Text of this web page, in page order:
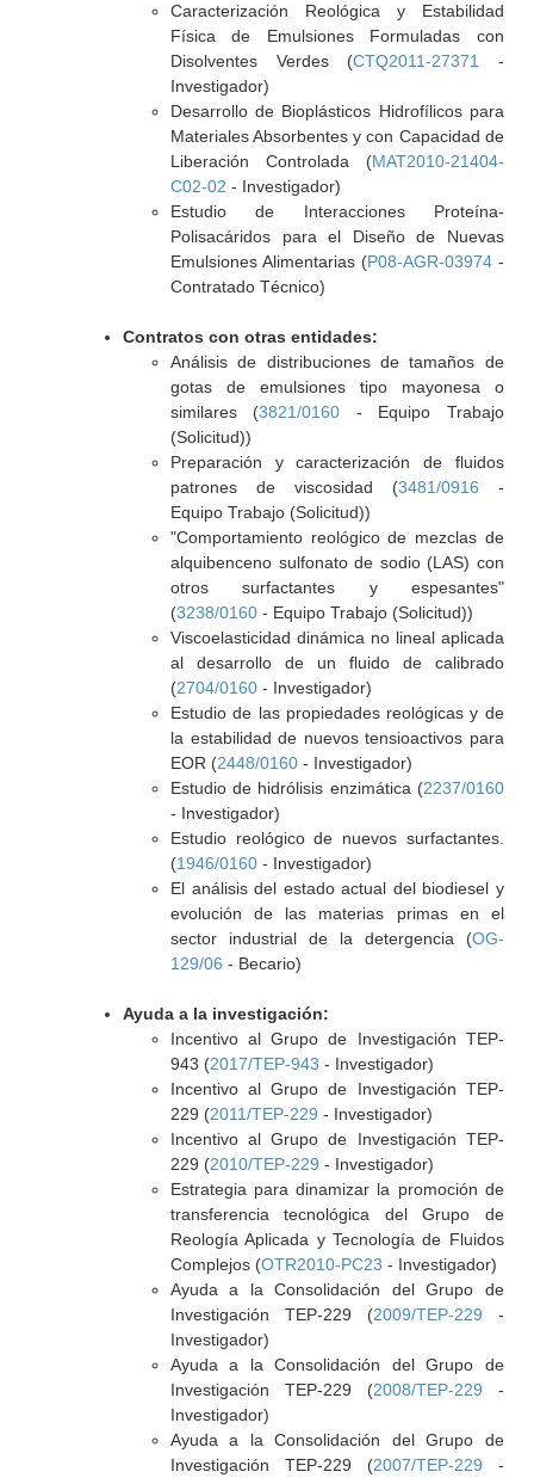
Caracterización Reológica y Estabilidad
Física de Emulsiones Formuladas con
Disolventes Verdes (CTQ2011-27371
-
Investigador)
Desarrollo de Bioplásticos Hidrofílicos para
Materiales Absorbentes y con Capacidad de
Liberación Controlada (MAT2010-21404-
C02-02 - Investigador)
Estudio de Interacciones Proteína-
Polisacáridos para el Diseño de Nuevas
Emulsiones Alimentarias (P08-AGR-03974-
Contratado Técnico)
Contratos con otras entidades:
Análisis de distribuciones de tamaños de
gotas de emulsiones tipo mayonesa o
similares (3821/0160 - Equipo Trabajo
(Solicitud))
Preparación y caracterización de fluidos
patrones de viscosidad (3481/0916 -
Equipo Trabajo (Solicitud))
"Comportamiento reológico de mezclas de
alquibenceno sulfonato de sodio (LAS) con
otros surfactantes y espesantes"
(3238/0160- Equipo Trabajo (Solicitud))
Viscoelasticidad dinámica no lineal aplicada
al desarrollo de un fluido de calibrado
(2704/0160- Investigador)
Estudio de las propiedades reológicas y de
la estabilidad de nuevos tensioactivos para
EOR (2448/0160- Investigador)
Estudio de hidrólisis enzimática (2237/0160
- Investigador)
Estudio reológico de nuevos surfactantes.
(1946/0160- Investigador)
El análisis del estado actual del biodiesel y
evolución de las materias primas en el
sector industrial de la detergencia (OG-
129/06 - Becario)
Ayuda a la investigación:
Incentivo al Grupo de Investigación TEP-
943 (2017/TEP-943 - Investigador)
Incentivo al Grupo de Investigación TEP-
229 (2011/TEP-229 - Investigador)
Incentivo al Grupo de Investigación TEP-
229 (2010/TEP-229 - Investigador)
Estrategia para dinamizar la promoción de
transferencia tecnológica del Grupo de
Reología Aplicada y Tecnología de Fluidos
Complejos (OTR2010-PC23 - Investigador)
Ayuda a la Consolidación del Grupo de
Investigación TEP-229 (2009/TEP-229 -
Investigador)
Ayuda a la Consolidación del Grupo de
Investigación TEP-229 (2008/TEP-229 -
Investigador)
Ayuda a la Consolidación del Grupo de
Investigación TEP-229 (2007/TEP-229 -